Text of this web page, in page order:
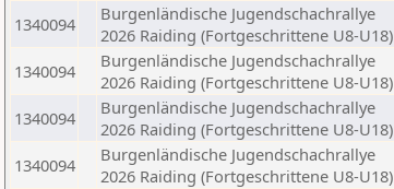
1340094
Burgenländische Jugendschachrallye
2026 Raiding (Fortgeschrittene U8-U18)
1340094
Burgenländische Jugendschachrallye
2026 Raiding (Fortgeschrittene U8-U18)
1340094
Burgenländische Jugendschachrallye
2026 Raiding (Fortgeschrittene U8-U18)
1340094
Burgenländische Jugendschachrallye
2026 Raiding (Fortgeschrittene U8-U18)